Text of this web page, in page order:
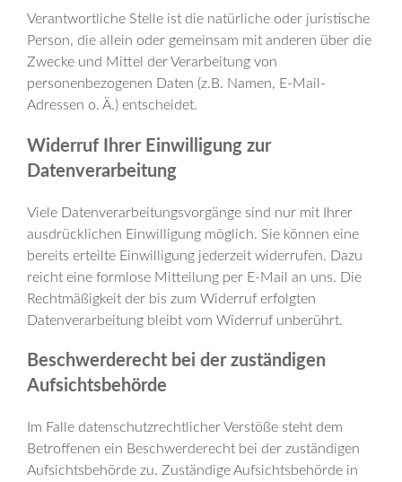
Verantwortliche Stelle ist die natürliche oder juristische
Person, die allein oder gemeinsam mit anderen über die
Zwecke und Mittel der Verarbeitung von
personenbezogenen Daten (z.B. Namen, E-Mail-
Adressen o. Ä.) entscheidet.
Widerruf Ihrer Einwilligung zur
Datenverarbeitung
Viele Datenverarbeitungsvorgänge sind nur mit Ihrer
ausdrücklichen Einwilligung möglich. Sie können eine
bereits erteilte Einwilligung jederzeit widerrufen. Dazu
reicht eine formlose Mitteilung per E-Mail an uns. Die
Rechtmäßigkeit der bis zum Widerruf erfolgten
Datenverarbeitung bleibt vom Widerruf unberührt.
Beschwerderecht bei der zuständigen
Aufsichtsbehörde
Im Falle datenschutzrechtlicher Verstöße steht dem
Betroffenen ein Beschwerderecht bei der zuständigen
Aufsichtsbehörde zu. Zuständige Aufsichtsbehörde in